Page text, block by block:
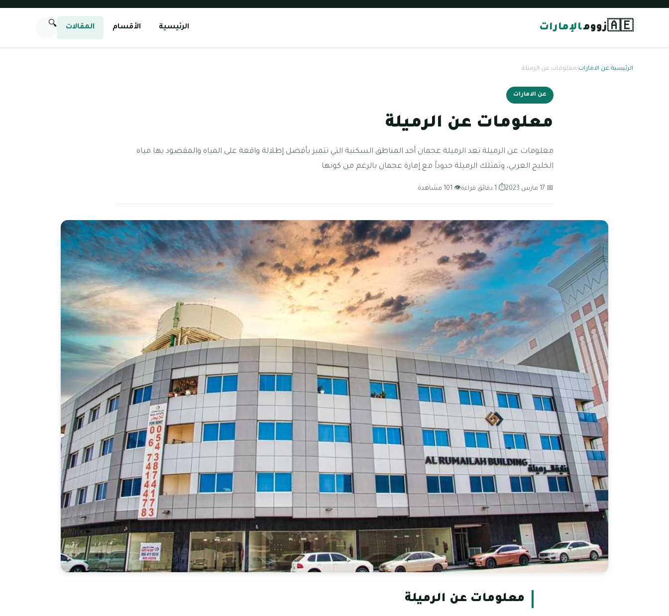
🇦🇪زوومالإمارات الرئيسية الأقسام المقالات 🔍
الرئيسية/عن الامارات/معلومات عن الرميلة
عن الامارات
معلومات عن الرميلة
معلومات عن الرميلة تعد الرميلة عجمان أحد المناطق السكنية التي تتميز بأفضل إطلالة واقعة على المياه والمقصود بها مياه
الخليج العربي، وتمتلك الرميلة حدوداً مع إمارة عجمان بالرغم من كونها
📅 17 مارس 2023 ⏱ 1 دقائق قراءة 👁 101 مشاهدة
معلومات عن الرميلة